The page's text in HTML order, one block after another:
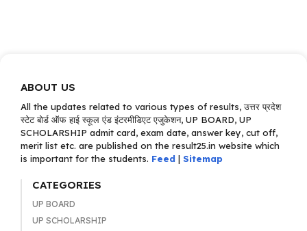
ABOUT US
All the updates related to various types of results, उत्तर प्रदेश
स्टेट बोर्ड ऑफ हाई स्कूल एंड इंटरमीडिएट एजुकेशन, UP BOARD, UP
SCHOLARSHIP admit card, exam date, answer key, cut off,
merit list etc. are published on the result25.in website which
is important for the students. Feed | Sitemap
CATEGORIES
UP BOARD
UP SCHOLARSHIP